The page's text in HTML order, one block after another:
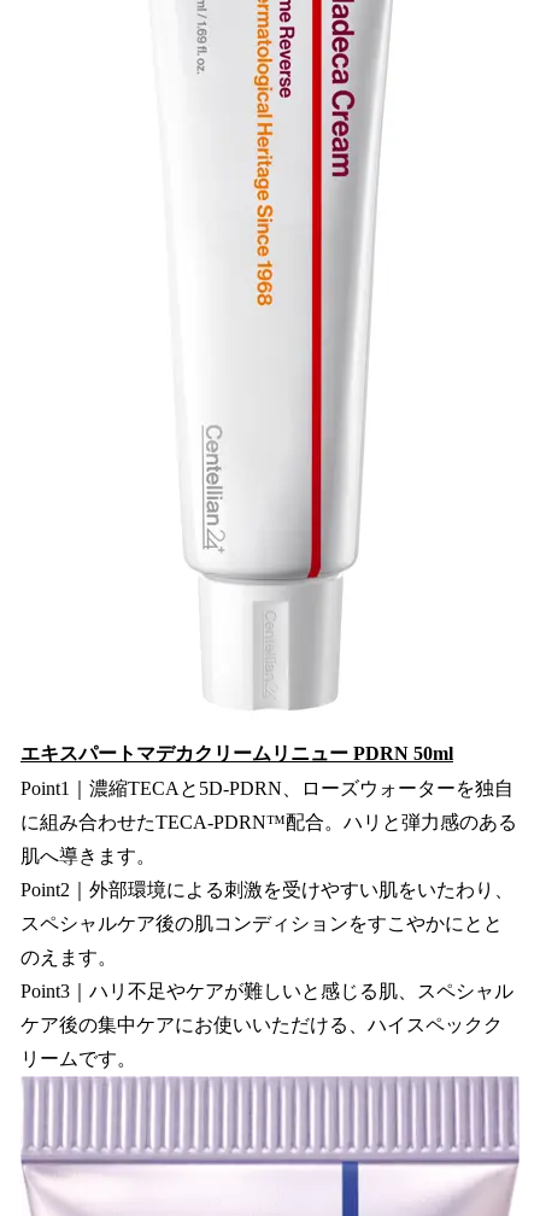
エキスパートマデカクリームリニュー PDRN 50ml
Point1｜濃縮TECAと5D-PDRN、ローズウォーターを独自
に組み合わせたTECA-PDRN™配合。ハリと弾力感のある
肌へ導きます。
Point2｜外部環境による刺激を受けやすい肌をいたわり、
スペシャルケア後の肌コンディションをすこやかにとと
のえます。
Point3｜ハリ不足やケアが難しいと感じる肌、スペシャル
ケア後の集中ケアにお使いいただける、ハイスペックク
リームです。